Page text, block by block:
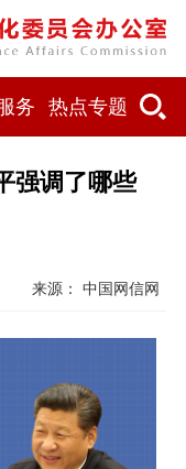
务 热点专题
强调了哪些
来源： 中国网信网